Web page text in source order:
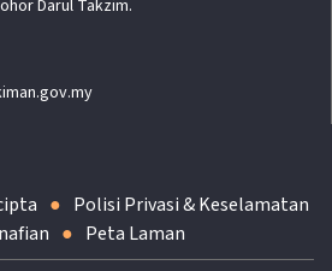
Darul Takzim.
Polisi Privasi & Keselamatan
Peta Laman